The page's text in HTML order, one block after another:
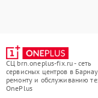
СЦ brn.oneplus-fix.ru - сеть
сервисных центров в
ремонту и обслуживанию
OnePlus